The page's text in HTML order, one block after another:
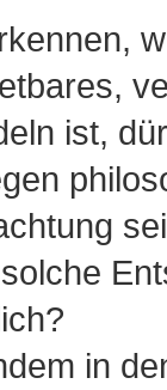
ist,
in